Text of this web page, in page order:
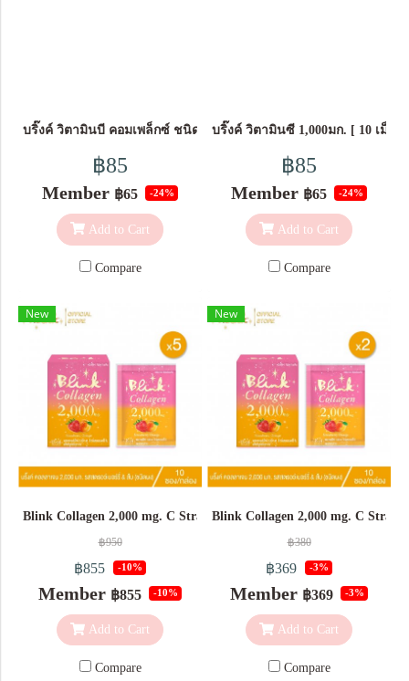
บริ๊งค์ วิตามินบี คอมเพล็กซ์ ชนิดแคปซูล ผลิตภัณฑ์เสริมอาหาร [ 10 แ
฿85
Member ฿65 -24%
Add to Cart
Compare
บริ๊งค์ วิตามินซี 1,000มก. [ 10 เม็ด ]
฿85
Member ฿65 -24%
Add to Cart
Compare
New
Blink Collagen 2,000 mg. C Strawberry, Orange [ 5 Boxs]
฿950
฿855 -10%
Member ฿855 -10%
Add to Cart
Compare
New
Blink Collagen 2,000 mg. C
฿380
฿369 -3%
Member ฿369 -3%
Add to Cart
Compare